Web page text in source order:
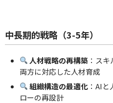
中長期的戦略（3-5年）
人材戦略の再構築 ：ス
両方に対応した人材育成
組織構造の最適化 ：AI
ローの再設計